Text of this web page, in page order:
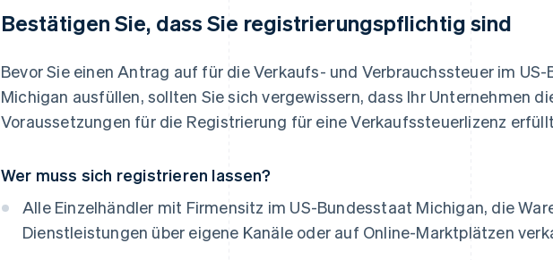
Bestätigen Sie, dass Sie registrierungspflichtig sind
Bevor Sie einen Antrag auf für die Verkaufs- und Verbrauchssteuer im
Michigan ausfüllen, sollten Sie sich vergewissern, dass Ihr Unternehmen
Voraussetzungen für die Registrierung für eine Verkaufssteuerlizenz
Wer muss sich registrieren lassen?
Alle Einzelhändler mit Firmensitz im US-Bundesstaat Michigan, die
Dienstleistungen über eigene Kanäle oder auf Online-Marktplätzen